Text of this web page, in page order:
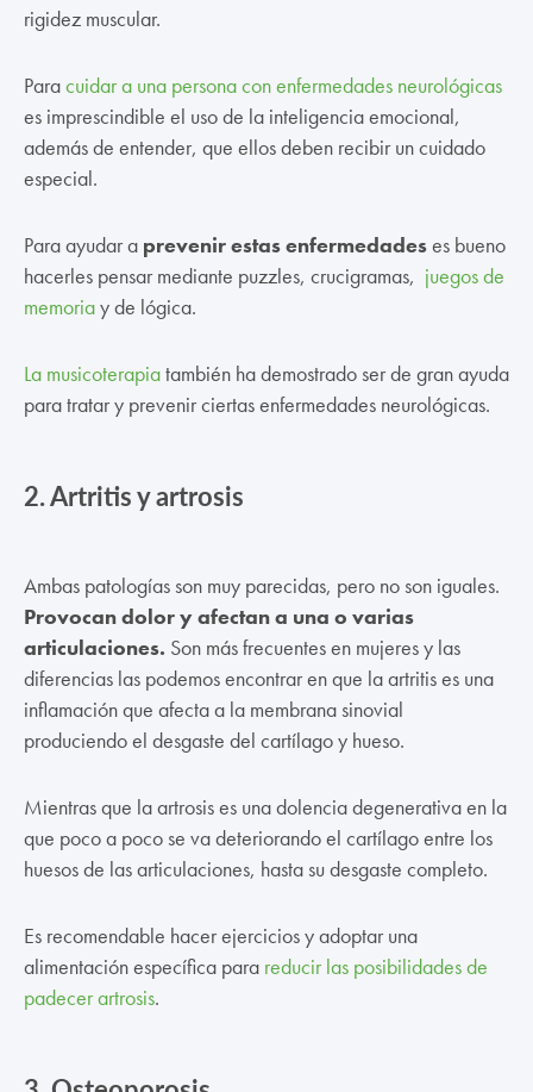
rigidez muscular.
Paracuidar a una persona con enfermedades neurológicas
es imprescindible el uso de la inteligencia emocional,
además de entender, que ellos deben recibir un cuidado
especial.
Para ayudar a prevenir estas enfermedadeses bueno
hacerles pensar mediante puzzles, crucigramas, juegos de
memoriay de lógica.
La musicoterapiatambién ha demostrado ser de gran ayuda
para tratar y prevenir ciertas enfermedades neurológicas.
2.Artritis y artrosis
Ambas patologías son muy parecidas, pero no son iguales.
Provocan dolor y afectan a una o varias
articulaciones. Son más frecuentes en mujeres y las
diferencias las podemos encontrar en que la artritis es una
inflamación que afecta a la membrana sinovial
produciendo el desgaste del cartílago y hueso.
Mientras que la artrosis es una dolencia degenerativa en la
que poco a poco se va deteriorando el cartílago entre los
huesos de las articulaciones, hasta su desgaste completo.
Es recomendable hacer ejercicios y adoptar una
alimentación específica para reducir las posibilidades de
padecer artrosis.